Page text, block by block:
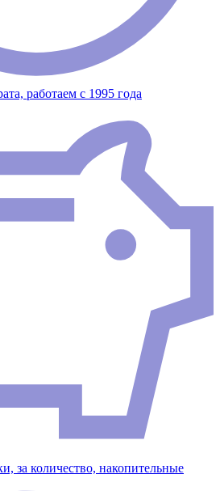
работаем с 1995 года
за количество, накопительные